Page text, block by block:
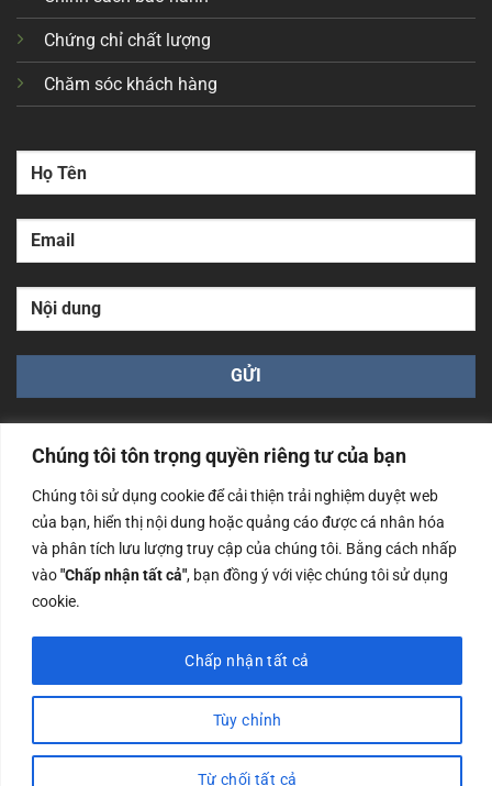
Chúng tôi tôn trọng quyền riêng tư của bạn
Chúng tôi sử dụng cookie để cải thiện trải nghiệm duyệt web
của bạn, hiển thị nội dung hoặc quảng cáo được cá nhân hóa
và phân tích lưu lượng truy cập của chúng tôi. Bằng cách nhấp
vào"Chấp nhận tất cả", bạn đồng ý với việc chúng tôi sử dụng
cookie.
Tùy chỉnh
Từ chối tất cả
Chấp nhận tất cả
Chứng chỉ chất lượng
Chăm sóc khách hàng
Công ty TNHH Nam Bình Xương - Số ĐKKD: 0108783483
cấp ngày 14/06/2019 bởi Sở Kế Hoạch và Đầu Tư Tp. Hà
Nội
Copyrights @2023 Nam Binh Xuong. All Rights Reserved